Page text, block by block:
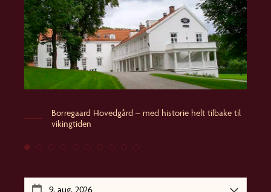
Borregaard Hovedgård – med historie helt tilbake til
vikingtiden